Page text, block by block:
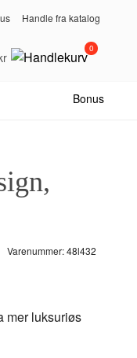
Handle fra katalog
0
Bonus
Varenummer:48l432
mer luksuriøs